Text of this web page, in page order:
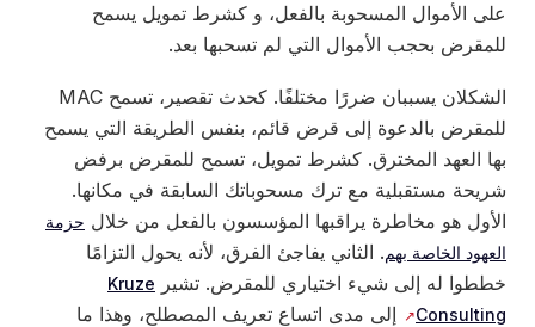
على الأموال المسحوبة بالفعل، و كشرط تمويل يسمح
للمقرض بحجب الأموال التي لم تسحبها بعد.
الشكلان يسببان ضررًا مختلفًا. كحدث تقصير، تسمح MAC
للمقرض بالدعوة إلى قرض قائم، بنفس الطريقة التي يسمح
بها العهد المخترق. كشرط تمويل، تسمح للمقرض برفض
شريحة مستقبلية مع ترك مسحوباتك السابقة في مكانها.
الأول هو مخاطرة يراقبها المؤسسون بالفعل من خلال حزمة
العهود الخاصة بهم. الثاني يفاجئ الفرق، لأنه يحول التزامًا
خططوا له إلى شيء اختياري للمقرض. تشير
Kruze
Consulting
إلى مدى اتساع تعريف المصطلح، وهذا ما